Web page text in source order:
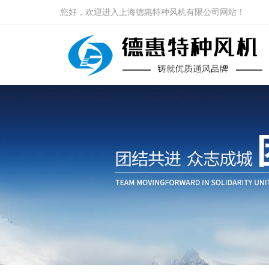
您好，欢迎进入上海德惠特种风机有限公司网站！